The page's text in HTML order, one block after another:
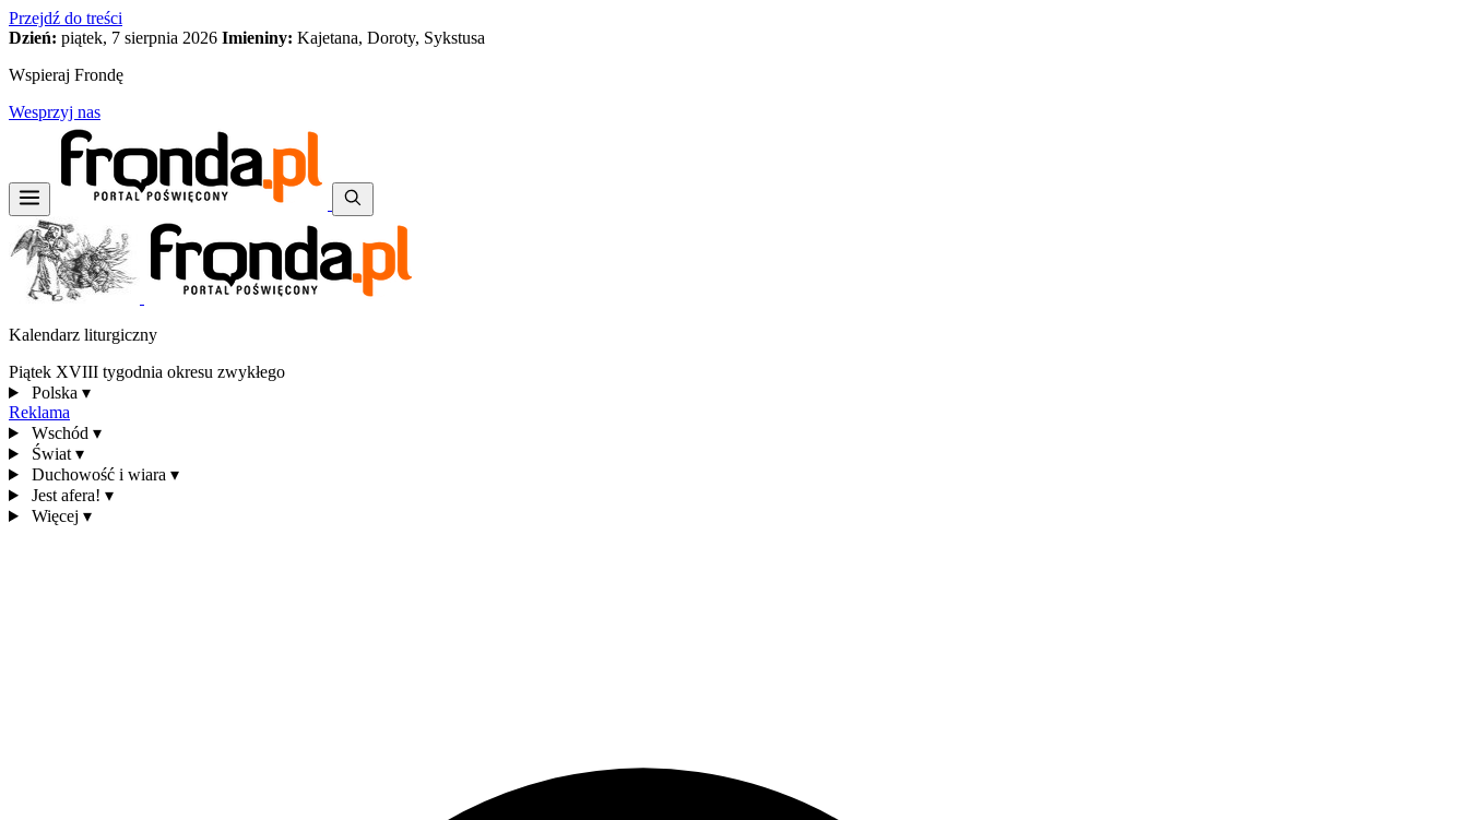
Przejdź do treści
Dzień: piątek, 7 sierpnia 2026 Imieniny: Kajetana, Doroty, Sykstusa
Wspieraj Frondę
Wesprzyj nas
Kalendarz liturgiczny
Piątek XVIII tygodnia okresu zwykłego
Polska ▾
Reklama
Wschód ▾
Świat ▾
Duchowość i wiara ▾
Jest afera! ▾
Więcej ▾